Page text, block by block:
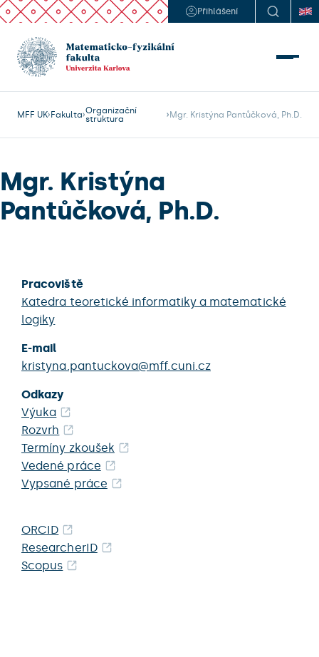
Přihlášení
MFF UK Fakulta Organizační
struktura
Mgr. Kristýna Pantůčková, Ph.D.
Mgr. Kristýna
Pantůčková, Ph.D.
Pracoviště
Katedra teoretické informatiky a matematické
logiky
E-mail
kristyna.pantuckova@mff.cuni.cz
Odkazy
Výuka
Rozvrh
Termíny zkoušek
Vedené práce
Vypsané práce
ORCID
ResearcherID
Scopus